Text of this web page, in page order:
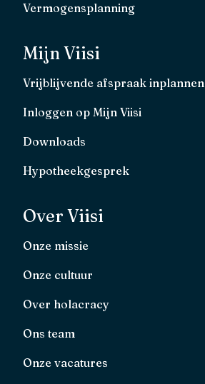
Vermogensplanning
Mijn Viisi
Vrijblijvende afspraak inplannen
Inloggen op Mijn Viisi
Downloads
Hypotheekgesprek
Over Viisi
Onze missie
Onze cultuur
Over holacracy
Ons team
Onze vacatures